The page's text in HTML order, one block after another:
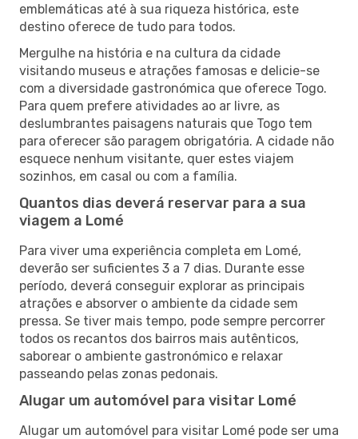
emblemáticas até à sua riqueza histórica, este
destino oferece de tudo para todos.
Mergulhe na história e na cultura da cidade
visitando museus e atrações famosas e delicie-se
com a diversidade gastronómica que oferece Togo.
Para quem prefere atividades ao ar livre, as
deslumbrantes paisagens naturais que Togo tem
para oferecer são paragem obrigatória. A cidade não
esquece nenhum visitante, quer estes viajem
sozinhos, em casal ou com a família.
Quantos dias deverá reservar para a sua
viagem a Lomé
Para viver uma experiência completa em Lomé,
deverão ser suficientes 3 a 7 dias. Durante esse
período, deverá conseguir explorar as principais
atrações e absorver o ambiente da cidade sem
pressa. Se tiver mais tempo, pode sempre percorrer
todos os recantos dos bairros mais autênticos,
saborear o ambiente gastronómico e relaxar
passeando pelas zonas pedonais.
Alugar um automóvel para visitar Lomé
Alugar um automóvel para visitar Lomé pode ser uma